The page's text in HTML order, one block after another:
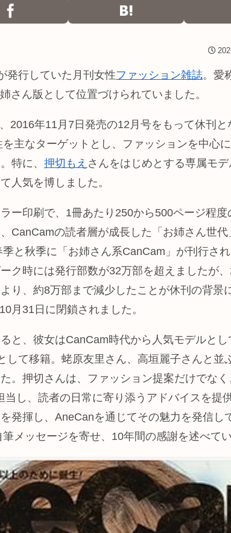
発行していた月刊女性ファッション雑誌。愛
さん版として位置づけられていました。
2016年11月7日発売の12月号をもって休刊と
主なターゲットとし、ファッションを中心
特に、 押切もえ さんをはじめとする専属モ
人気を博しました。
ー印刷で、1冊あたり250から500ページ程
CanCamの読者層が成長した「お姉さん世
と秋季に「お姉さん系CanCam」が刊行さ
ク時には発行部数が32万部を超えましたが
り、約8万部まで減少したことが休刊の背景
月31日に閉鎖されました。
と、彼女はCanCam時代から人気モデルと
して移籍。蛯原友里さん、高垣麗子さんと並
。押切さんは、ファッション提案だけでな
し、読者の日常に寄り添うアドバイスを提
発揮し、AneCanを通じてその魅力を発信し
メッセージを寄せ、10年間の感謝を述べてい